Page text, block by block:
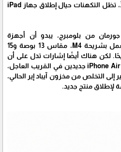
MacBook Air هو الأكثر احتمالًا، تظل التكهنات حيال إطلاق جهاز iPad
من بلومبرج، يبدو أن أجهزة
MacBook Air المحدثة التي تعمل بشريحة M4، مقاس 13 بوصة و15
لكن هناك أيضًا إشارات تدل على أن
أبل قد تطرح جهاز iPad Air أو iPhone Air جديدين في القريب العاجل،
التخلص من مخزون آيباد إير الحالي،
لإطلاق منتج جديد.